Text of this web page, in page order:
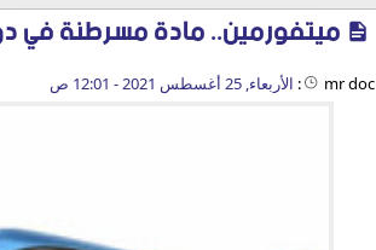
ميتفورمين.. مادة مسرطنة في
mr doc
: الأربعاء, 25 أغسطس 2021 - 12:01 ص